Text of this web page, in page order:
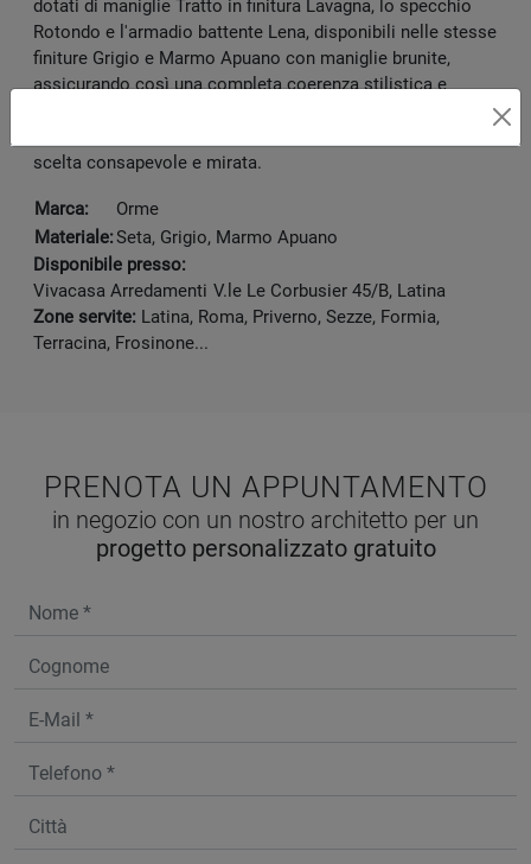
dotati di maniglie Tratto in finitura Lavagna, lo specchio
Rotondo e l'armadio battente Lena, disponibili nelle stesse
finiture Grigio e Marmo Apuano con maniglie brunite,
assicurando così una completa coerenza stilistica e
scelta consapevole e mirata.
Marca:
Orme
Materiale:Seta, Grigio, Marmo Apuano
Disponibile presso:
Vivacasa Arredamenti V.le Le Corbusier 45/B, Latina
Zone servite: Latina, Roma, Priverno, Sezze, Formia,
Terracina, Frosinone...
PRENOTA UN APPUNTAMENTO
in negozio con un nostro architetto per un
progetto personalizzato gratuito